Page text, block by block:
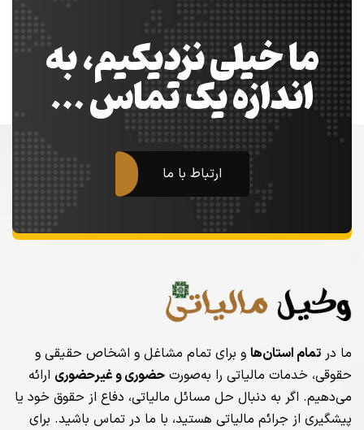
ما خیلی نزدیکیم، به
اندازه یک تماس …
ارتباط با ما
ما در تمام استان‌ها و برای تمام مشاغل و اشخاص حقیقی و
حقوقی، خدمات مالیاتی را به‌صورت حضوری و غیرحضوری ارائه
می‌دهیم. اگر به دنبال حل مسائل مالیاتی، دفاع از حقوق خود یا
پیشگیری از جرائم مالیاتی هستید، با ما در تماس باشید. برای